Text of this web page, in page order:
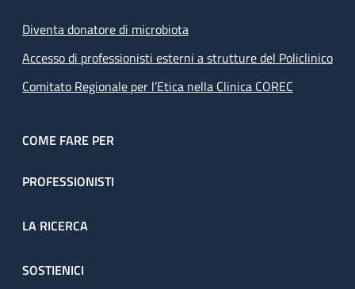
Diventa donatore di microbiota
Accesso di professionisti esterni a strutture del Policlinico
Comitato Regionale per l’Etica nella Clinica COREC
COME FARE PER
PROFESSIONISTI
LA RICERCA
SOSTIENICI